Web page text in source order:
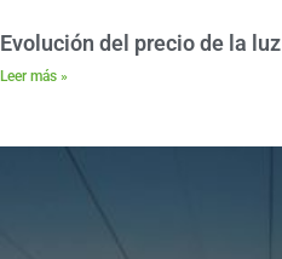
Evolución del precio de la luz
Leer más »